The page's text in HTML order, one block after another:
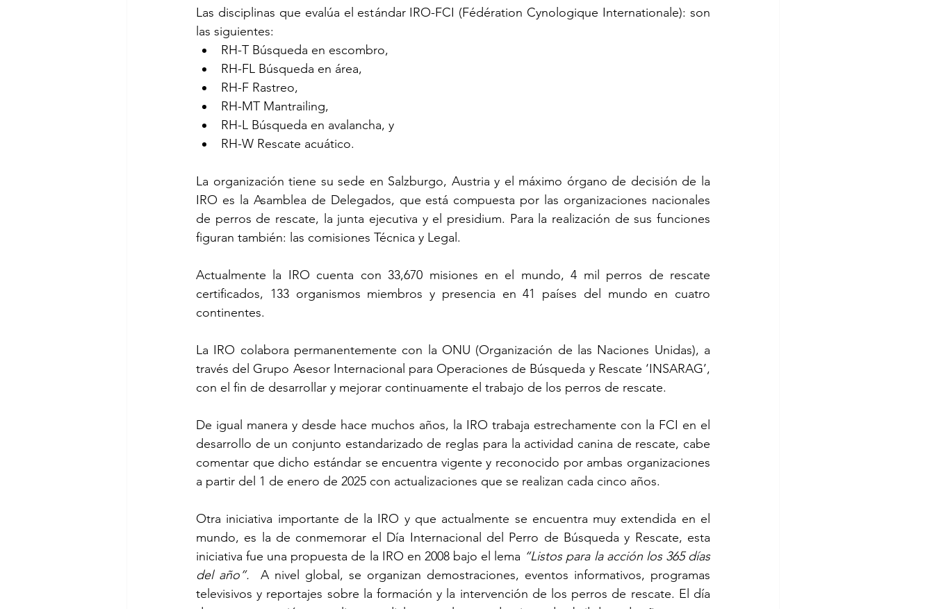
Las disciplinas que evalúa el estándar IRO-FCI (Fédération Cynologique Internationale): son
las siguientes:
RH-T Búsqueda en escombro,
RH-FL Búsqueda en área,
RH-F Rastreo,
RH-MT Mantrailing,
RH-L Búsqueda en avalancha, y
RH-W Rescate acuático.
La organización tiene su sede en Salzburgo, Austria y el máximo órgano de decisión de la
IRO es la Asamblea de Delegados, que está compuesta por las organizaciones nacionales
de perros de rescate, la junta ejecutiva y el presidium. Para la realización de sus funciones
figuran también: las comisiones Técnica y Legal.
Actualmente la IRO cuenta con 33,670 misiones en el mundo, 4 mil perros de rescate
certificados, 133 organismos miembros y presencia en 41 países del mundo en cuatro
continentes.
La IRO colabora permanentemente con la ONU (Organización de las Naciones Unidas), a
través del Grupo Asesor Internacional para Operaciones de Búsqueda y Rescate ‘INSARAG’,
con el fin de desarrollar y mejorar continuamente el trabajo de los perros de rescate.
De igual manera y desde hace muchos años, la IRO trabaja estrechamente con la FCI en el
desarrollo de un conjunto estandarizado de reglas para la actividad canina de rescate, cabe
comentar que dicho estándar se encuentra vigente y reconocido por ambas organizaciones
a partir del 1 de enero de 2025 con actualizaciones que se realizan cada cinco años.
Otra iniciativa importante de la IRO y que actualmente se encuentra muy extendida en el
mundo, es la de conmemorar el Día Internacional del Perro de Búsqueda y Rescate, esta
iniciativa fue una propuesta de la IRO en 2008 bajo el lema “Listos para la acción los 365 días
del año”. A nivel global, se organizan demostraciones, eventos informativos, programas
televisivos y reportajes sobre la formación y la intervención de los perros de rescate. El día